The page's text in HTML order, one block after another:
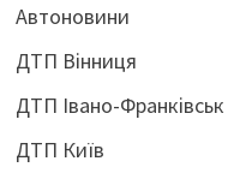
Автоновини
ДТП Вінниця
ДТП Івано-Франківськ
ДТП Київ